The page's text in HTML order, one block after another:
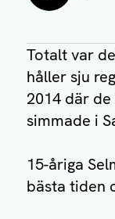
Totalt var
håller sju
2014 där
simmade i
15-åriga
bästa tiden